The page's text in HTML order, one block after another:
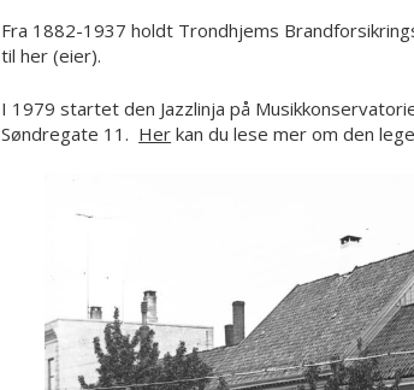
Fra 1882-1937 holdt Trondhjems
til her (eier).
I 1979 startet den Jazzlinja på
Søndregate 11. Her kan du lese mer om den